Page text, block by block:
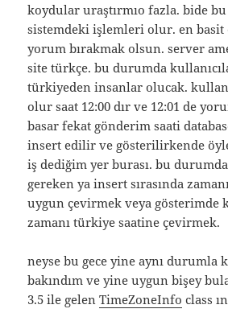
koydular uraştırmıo fazla. bide
sistemdeki işlemleri olur. en basit
yorum bırakmak olsun. server
site türkçe. bu durumda
türkiyeden insanlar olucak.
olur saat 12:00 dır ve 12:01 de
basar fekat gönderim saati
insert edilir ve gösterilirkende
iş dediğim yer burası. bu durumda
gereken ya insert sırasında
uygun çevirmek veya gösterimde
zamanı türkiye saatine çevirmek.
neyse bu gece yine aynı durumla
bakındım ve yine uygun bişey
3.5 ile gelenTimeZoneInfo class